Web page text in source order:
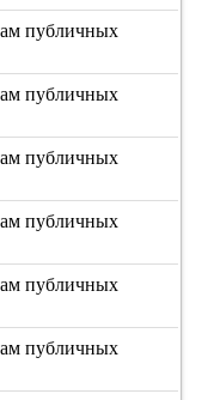
публичных
публичных
публичных
публичных
публичных
публичных